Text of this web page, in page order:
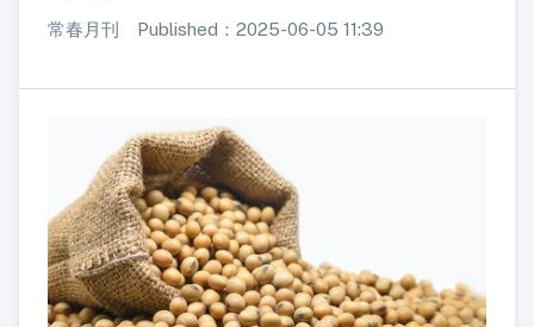
常春月刊 Published：2025-06-05 11:39